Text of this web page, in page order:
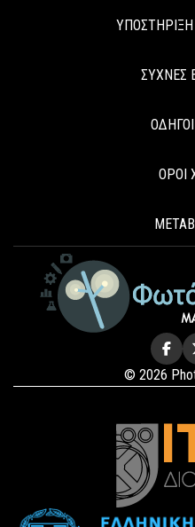
ΥΠΟΣΤΗΡΙΞΗ
ΣΥΧΝΕΣ
ΟΡΟΙ
© 2026